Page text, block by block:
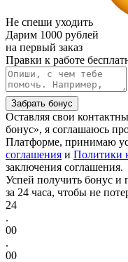
Не спеши уходить
Дарим 1000 рублей
на первый заказ
Правки к работе
Забрать бонус
Оставляя свои
бонус», я соглашаюсь
Платформе, принимаю
соглашения и Политики
заключения соглашения.
Успей получить бонус и
за 24 часа, чтобы не
24
.
00
.
00